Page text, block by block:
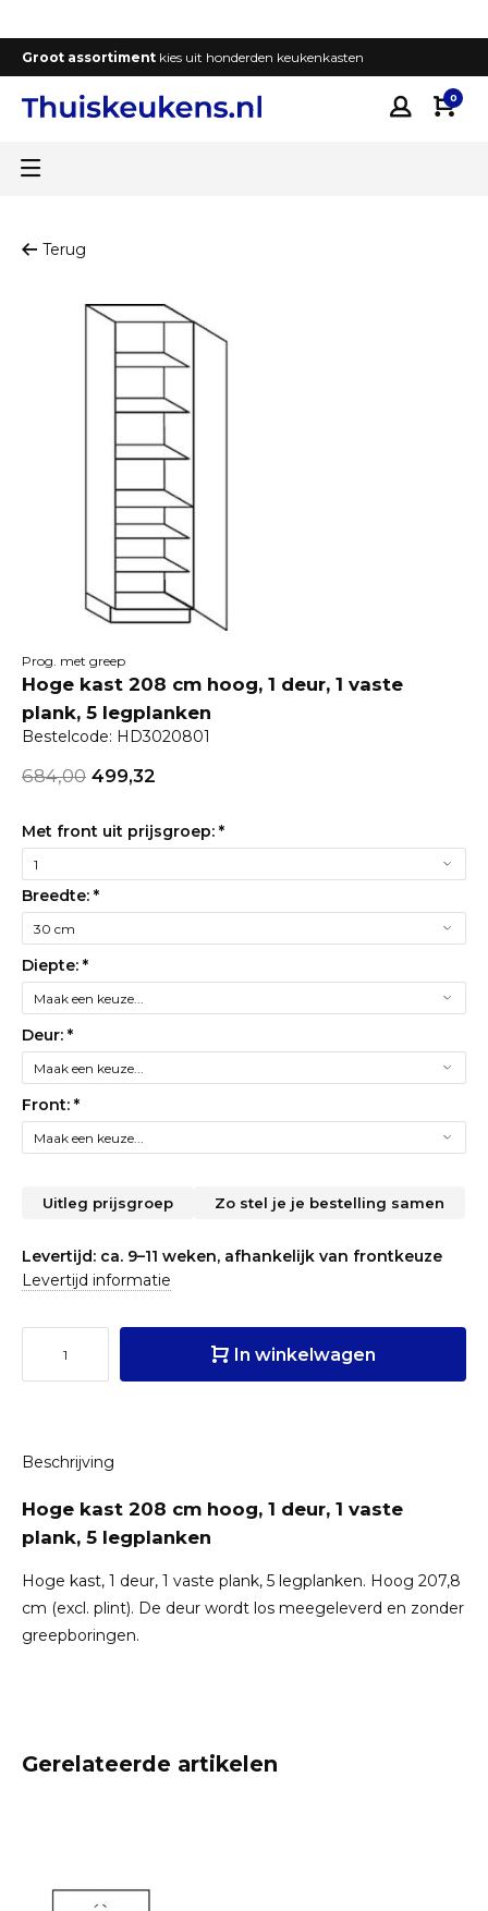
Groot assortiment kies uit honderden keukenkasten
0
Terug
Prog. met greep
Hoge kast 208 cm hoog, 1 deur, 1 vaste
plank, 5 legplanken
Bestelcode: HD3020801
684,00 499,32
Met front uit prijsgroep: *
Breedte: *
Diepte: *
Deur: *
Front: *
Uitleg prijsgroep Zo stel je je bestelling samen
Levertijd: ca. 9–11 weken, afhankelijk van frontkeuze
Levertijd informatie
In winkelwagen
Beschrijving
Hoge kast 208 cm hoog, 1 deur, 1 vaste
plank, 5 legplanken
Hoge kast, 1 deur, 1 vaste plank, 5 legplanken. Hoog 207,8
cm (excl. plint). De deur wordt los meegeleverd en zonder
greepboringen.
Gerelateerde artikelen